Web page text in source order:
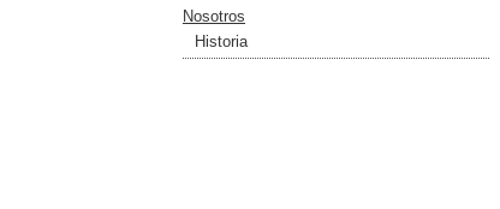
Nosotros
Historia